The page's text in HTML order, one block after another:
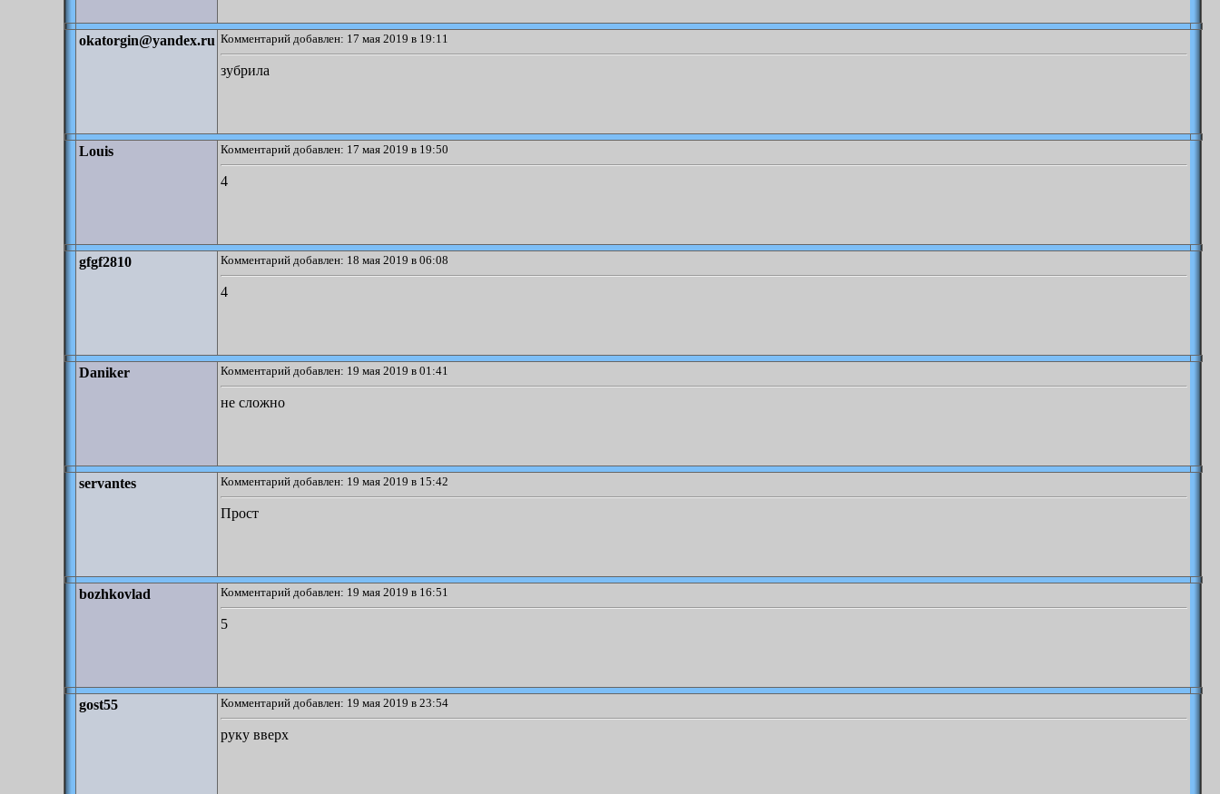
okatorgin@yandex.ru Комментарий добавлен: 17 мая 2019 в 19:11
зубрила
Louis Комментарий добавлен: 17 мая 2019 в 19:50
4
gfgf2810 Комментарий добавлен: 18 мая 2019 в 06:08
4
Daniker Комментарий добавлен: 19 мая 2019 в 01:41
не сложно
servantes Комментарий добавлен: 19 мая 2019 в 15:42
Прост
bozhkovlad Комментарий добавлен: 19 мая 2019 в 16:51
5
gost55 Комментарий добавлен: 19 мая 2019 в 23:54
руку вверх